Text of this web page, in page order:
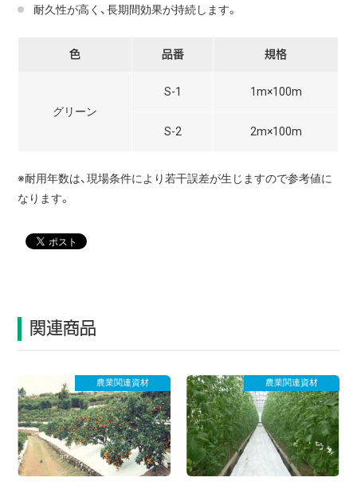
耐久性が高く、長期間効果が持続します。
色 品番 規格
グリーン
S-1 1m×100m
S-2 2m×100m
※耐用年数は、現場条件により若干誤差が生じますので参考値に
なります。
関連商品
農業関連資材 農業関連資材